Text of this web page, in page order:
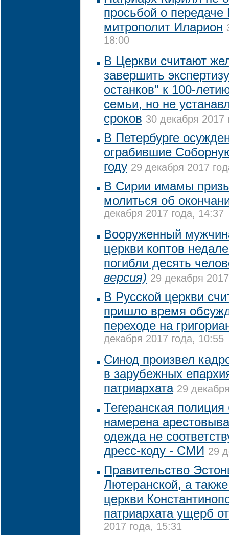
просьбой о
митрополит Иларион
18:00
В Церкви считают
завершить
останков" к 100-
семьи, но не
сроков 30 декабря 2017
В Петербурге
ограбившие
году 29 декабря 2017
В Сирии имамы
молиться об
декабря 2017 года, 14:37
Вооруженный
церкви коптов
погибли десять
версия) 29 декабря
В Русской церкви
пришло время
переходе на
декабря 2017 года, 10:55
Синод произвел
в зарубежных
патриархата 29
Тегеранская
намерена
одежда не
дресс-коду - СМИ 29
Правительство
Лютеранской, а
церкви
патриархата ущерб
2017 года, 15:31